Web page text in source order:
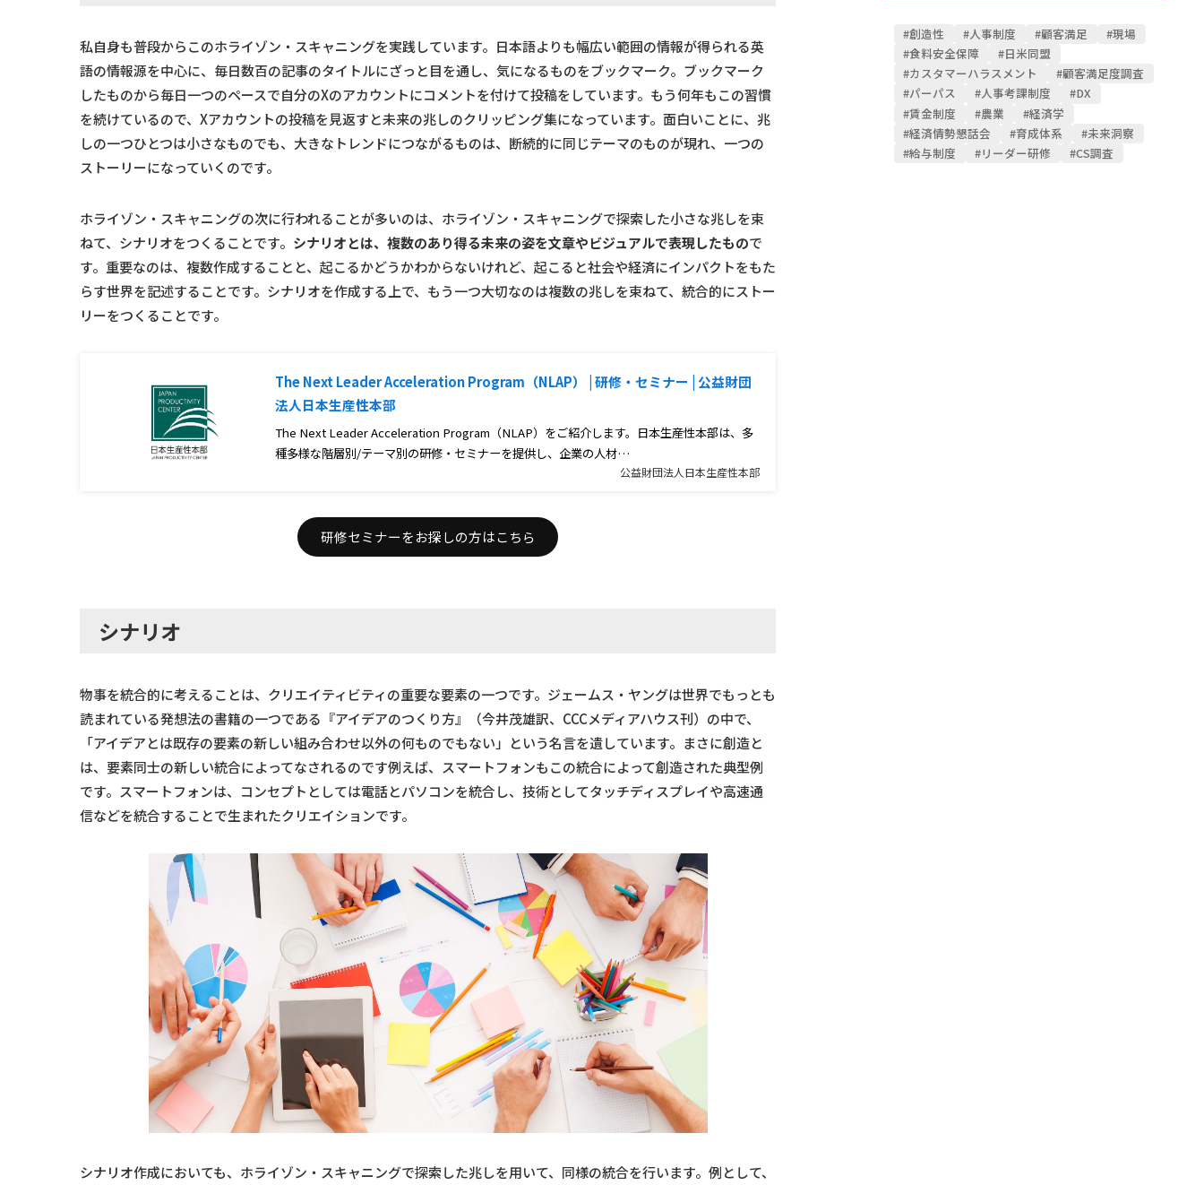
私自身も普段からこのホライゾン・スキャニングを実践しています。日本語よりも幅広い範囲の情報が得られる英
語の情報源を中心に、毎日数百の記事のタイトルにざっと目を通し、気になるものをブックマーク。ブックマーク
したものから毎日一つのペースで自分のXのアカウントにコメントを付けて投稿をしています。もう何年もこの習慣
を続けているので、Xアカウントの投稿を見返すと未来の兆しのクリッピング集になっています。面白いことに、兆
しの一つひとつは小さなものでも、大きなトレンドにつながるものは、断続的に同じテーマのものが現れ、一つの
ストーリーになっていくのです。
ホライゾン・スキャニングの次に行われることが多いのは、ホライゾン・スキャニングで探索した小さな兆しを束
ねて、シナリオをつくることです。 シナリオとは、複数のあり得る未来の姿を文章やビジュアルで表現したもので
す。重要なのは、複数作成することと、起こるかどうかわからないけれど、起こると社会や経済にインパクトをもた
らす世界を記述することです。シナリオを作成する上で、もう一つ大切なのは複数の兆しを束ねて、統合的にストー
リーをつくることです。
The Next Leader Acceleration Program（NLAP） | 研修・セミナー | 公益財団
法人日本生産性本部
The Next Leader Acceleration Program（NLAP）をご紹介します。日本生産性本部は、多
種多様な階層別/テーマ別の研修・セミナーを提供し、企業の人材…
公益財団法人日本生産性本部
研修セミナーをお探しの方はこちら
シナリオ
物事を統合的に考えることは、クリエイティビティの重要な要素の一つです。ジェームス・ヤングは世界でもっとも
読まれている発想法の書籍の一つである『アイデアのつくり方』（今井茂雄訳、CCCメディアハウス刊）の中で、
「アイデアとは既存の要素の新しい組み合わせ以外の何ものでもない」という名言を遺しています。まさに創造と
は、要素同士の新しい統合によってなされるのです例えば、スマートフォンもこの統合によって創造された典型例
です。スマートフォンは、コンセプトとしては電話とパソコンを統合し、技術としてタッチディスプレイや高速通
信などを統合することで生まれたクリエイションです。
シナリオ作成においても、ホライゾン・スキャニングで探索した兆しを用いて、同様の統合を行います。例として、
#創造性 #人事制度 #顧客満足
#現場
#食料安全保障
#日米同盟
#カスタマーハラスメント
#顧客満足度調査
#パーパス
#人事考課制度
#DX
#賃金制度
#農業
#経済学
#経済情勢懇話会
#育成体系
#未来洞察
#給与制度
#リーダー研修 #CS調査